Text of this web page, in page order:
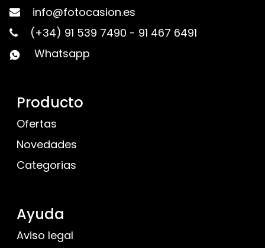
info@fotocasion.es
(+34) 91 539 7490 - 91 467 6491
Whatsapp
Producto
Ofertas
Novedades
Categorias
Ayuda
Aviso legal